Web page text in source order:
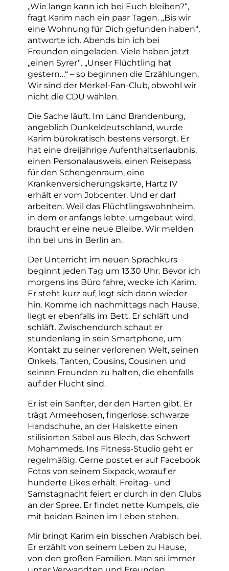
„Wie lange kann ich bei Euch bleiben?“,
fragt Karim nach ein paar Tagen. „Bis wir
eine Wohnung für Dich gefunden haben“,
antworte ich. Abends bin ich bei
Freunden eingeladen. Viele haben jetzt
„einen Syrer“. „Unser Flüchtling hat
gestern…“ – so beginnen die Erzählungen.
Wir sind der Merkel-Fan-Club, obwohl wir
nicht die CDU wählen.
Die Sache läuft. Im Land Brandenburg,
angeblich Dunkeldeutschland, wurde
Karim bürokratisch bestens versorgt. Er
hat eine dreijährige Aufenthaltserlaubnis,
einen Personalausweis, einen Reisepass
für den Schengenraum, eine
Krankenversicherungskarte, Hartz IV
erhält er vom Jobcenter. Und er darf
arbeiten. Weil das Flüchtlingswohnheim,
in dem er anfangs lebte, umgebaut wird,
braucht er eine neue Bleibe. Wir melden
ihn bei uns in Berlin an.
Der Unterricht im neuen Sprachkurs
beginnt jeden Tag um 13.30 Uhr. Bevor ich
morgens ins Büro fahre, wecke ich Karim.
Er steht kurz auf, legt sich dann wieder
hin. Komme ich nachmittags nach Hause,
liegt er ebenfalls im Bett. Er schläft und
schläft. Zwischendurch schaut er
stundenlang in sein Smartphone, um
Kontakt zu seiner verlorenen Welt, seinen
Onkels, Tanten, Cousins, Cousinen und
seinen Freunden zu halten, die ebenfalls
auf der Flucht sind.
Er ist ein Sanfter, der den Harten gibt. Er
trägt Armeehosen, fingerlose, schwarze
Handschuhe, an der Halskette einen
stilisierten Säbel aus Blech, das Schwert
Mohammeds. Ins Fitness-Studio geht er
regelmäßig. Gerne postet er auf Facebook
Fotos von seinem Sixpack, worauf er
hunderte Likes erhält. Freitag- und
Samstagnacht feiert er durch in den Clubs
an der Spree. Er findet nette Kumpels, die
mit beiden Beinen im Leben stehen.
Mir bringt Karim ein bisschen Arabisch bei.
Er erzählt von seinem Leben zu Hause,
von den großen Familien. Man sei immer